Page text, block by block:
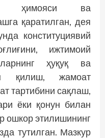
ҳимояси ва
қаратилган, дея
конституциявий
ижтимоий
ҳуқуқ ва
қилиш, жамоат
тартибини сақлаш,
ёки қонун билан
ошкор этилишининг
тутилган. Мазкур